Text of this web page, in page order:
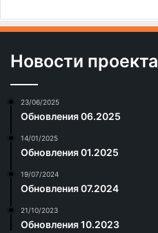
Новости проекта
23/06/2025
Обновления 06.2025
14/01/2025
Обновления 01.2025
19/07/2024
Обновления 07.2024
21/10/2023
Обновления 10.2023